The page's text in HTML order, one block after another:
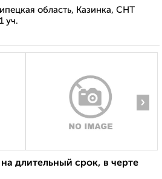
область, Казинка, СНТ
уч.
›
длительный срок, в черте